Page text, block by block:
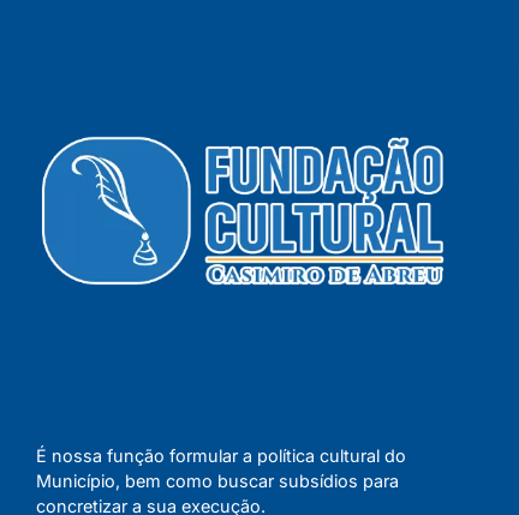
É nossa função formular a política cultural do
Município, bem como buscar subsídios para
concretizar a sua execução.